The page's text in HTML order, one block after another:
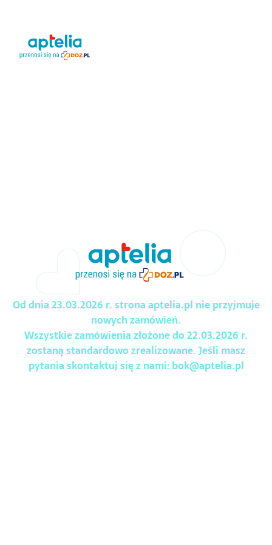
Od dnia 23.03.2026 r. strona aptelia.pl nie przyjmuje
nowych zamówień.
Wszystkie zamówienia złożone do 22.03.2026 r.
zostaną standardowo zrealizowane. Jeśli masz
pytania skontaktuj się z nami:bok@aptelia.pl